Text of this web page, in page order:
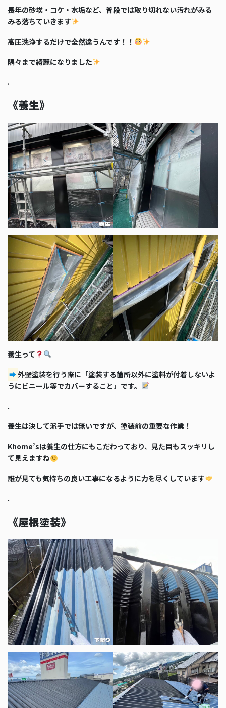
長年の砂埃・コケ・水垢など、普段では取り切れない汚れがみる
みる落ちていきます
高圧洗浄するだけで全然違うんです！！
隅々まで綺麗になりました
.
《養生》
養生って
➡外壁塗装を行う際に「塗装する箇所以外に塗料が付着しないよ
うにビニール等でカバーすること」です。
.
養生は決して派手では無いですが、塗装前の重要な作業！
Khome’sは養生の仕方にもこだわっており、見た目もスッキリし
て見えますね
誰が見ても気持ちの良い工事になるように力を尽くしています
.
《屋根塗装》